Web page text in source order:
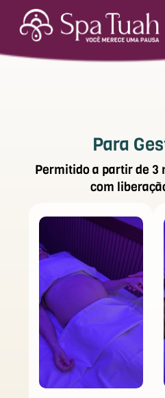
Para
Permitido a partir de 3
com